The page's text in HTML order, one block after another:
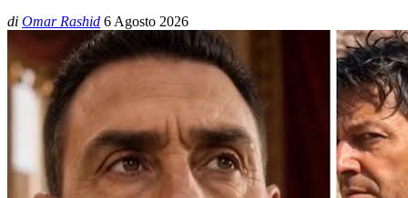
di Omar Rashid 6 Agosto 2026